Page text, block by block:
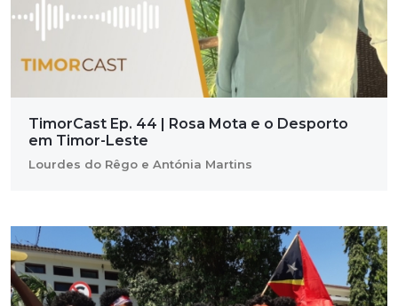
TimorCast Ep. 44 | Rosa Mota e o Desporto
em Timor-Leste
Lourdes do Rêgo e Antónia Martins